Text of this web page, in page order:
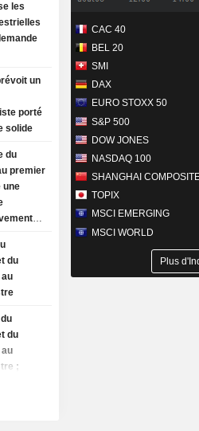
les
un
porté
solide
du
premier
une
du
du
;
CAC 40
BEL 20
SMI
DAX
EURO STOXX 50
S&P 500
DOW JONES
NASDAQ 100
SHANGHAI
TOPIX
MSCI EMERGING
MSCI WORLD
Plus